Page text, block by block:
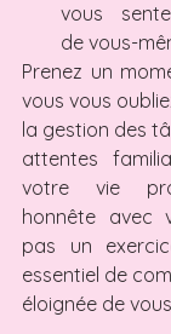
vous
de vous-
Prenez un
vous vous
la gestion des
attentes
votre vie
honnête avec
pas un
essentiel de
éloignée de